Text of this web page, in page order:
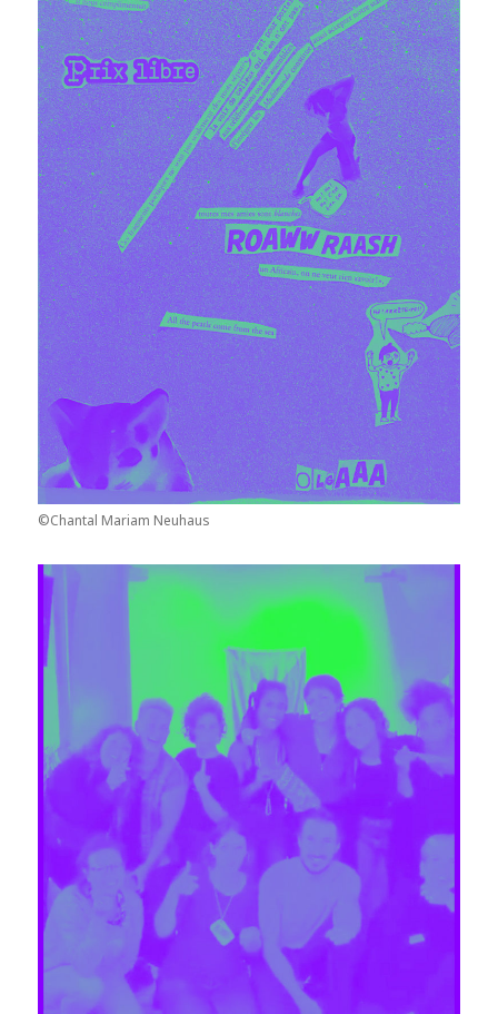
©Chantal Mariam Neuhaus